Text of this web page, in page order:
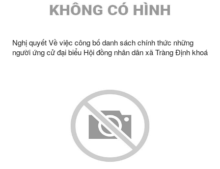
Nghị quyết Về việc công bố danh sách chính thức những
người ứng cử đại biểu Hội đồng nhân dân xã Tràng Định khoá